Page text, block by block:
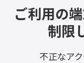
ご利用の
制限
不正なア